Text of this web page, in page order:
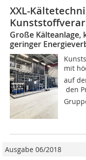
XXL-
Große Kälteanlage,
geringer
mit
auf
 den
Ausgabe 06/2018